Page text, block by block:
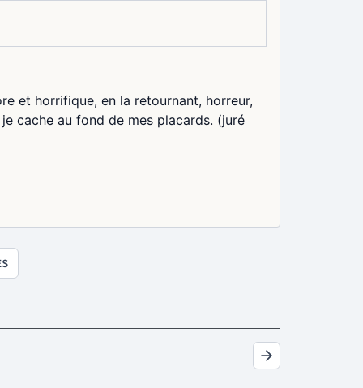
et horrifique, en la retournant, horreur,
cache au fond de mes placards. (juré